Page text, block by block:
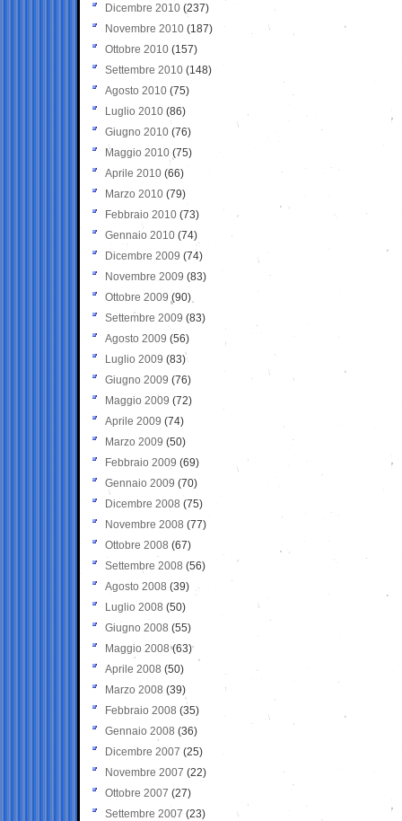
Dicembre 2010 (237)
Novembre 2010 (187)
Ottobre 2010 (157)
Settembre 2010 (148)
Agosto 2010 (75)
Luglio 2010 (86)
Giugno 2010 (76)
Maggio 2010 (75)
Aprile 2010 (66)
Marzo 2010 (79)
Febbraio 2010 (73)
Gennaio 2010 (74)
Dicembre 2009 (74)
Novembre 2009 (83)
Ottobre 2009 (90)
Settembre 2009 (83)
Agosto 2009 (56)
Luglio 2009 (83)
Giugno 2009 (76)
Maggio 2009 (72)
Aprile 2009 (74)
Marzo 2009 (50)
Febbraio 2009 (69)
Gennaio 2009 (70)
Dicembre 2008 (75)
Novembre 2008 (77)
Ottobre 2008 (67)
Settembre 2008 (56)
Agosto 2008 (39)
Luglio 2008 (50)
Giugno 2008 (55)
Maggio 2008(63)
Aprile 2008 (50)
Marzo 2008 (39)
Febbraio 2008 (35)
Gennaio 2008 (36)
Dicembre 2007 (25)
Novembre 2007 (22)
Ottobre 2007 (27)
Settembre 2007 (23)